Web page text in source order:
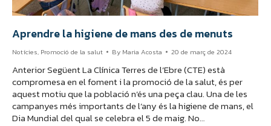
Aprendre la higiene de mans des de menuts
Notícies, Promoció de la salut By Maria Acosta 20 de març de 2024
Anterior Següent La Clínica Terres de l’Ebre (CTE) està
compromesa en el foment i la promoció de la salut, és per
aquest motiu que la població n’és una peça clau. Una de les
campanyes més importants de l’any és la higiene de mans, el
Dia Mundial del qual se celebra el 5 de maig. No…